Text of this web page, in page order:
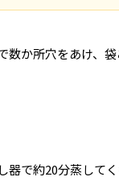
か所穴をあけ、
で約20分蒸してく